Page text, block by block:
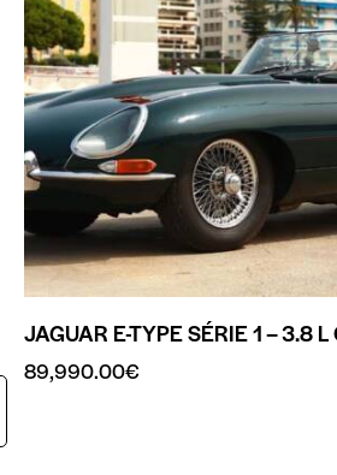
JAGUAR E-TYPE SÉRIE 1 – 3.8
89,990.00€